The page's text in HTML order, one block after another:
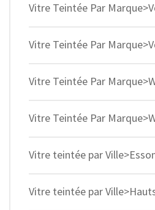
Vitre Teintée Par
Vitre Teintée Par
Vitre Teintée Par
Vitre Teintée Par
Vitre teintée par
Vitre teintée par